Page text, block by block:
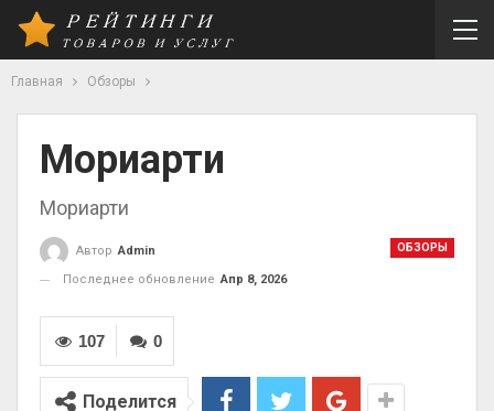
Главная Обзоры
Мориарти
Мориарти
ОБЗОРЫ
Автор Admin
Последнее обновление Апр 8, 2026
0
107
Поделится